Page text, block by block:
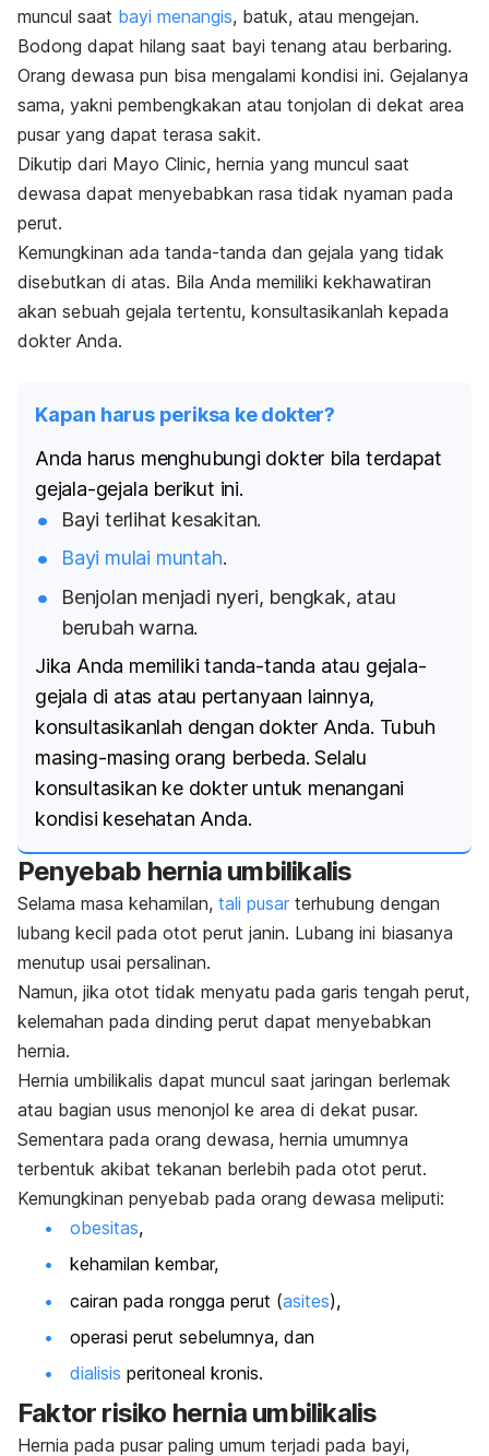
muncul saat bayi menangis, batuk, atau mengejan.
Bodong dapat hilang saat bayi tenang atau berbaring.
Orang dewasa pun bisa mengalami kondisi ini. Gejalanya
sama, yakni pembengkakan atau tonjolan di dekat area
pusar yang dapat terasa sakit.
Dikutip dari Mayo Clinic, hernia yang muncul saat
dewasa dapat menyebabkan rasa tidak nyaman pada
perut.
Kemungkinan ada tanda-tanda dan gejala yang tidak
disebutkan di atas. Bila Anda memiliki kekhawatiran
akan sebuah gejala tertentu, konsultasikanlah kepada
dokter Anda.
Kapan harus periksa ke dokter?
Anda harus menghubungi dokter bila terdapat
gejala-gejala berikut ini.
Bayi terlihat kesakitan.
Bayi mulai muntah.
Benjolan menjadi nyeri, bengkak, atau
berubah warna.
Jika Anda memiliki tanda-tanda atau gejala-
gejala di atas atau pertanyaan lainnya,
konsultasikanlah dengan dokter Anda. Tubuh
masing-masing orang berbeda. Selalu
konsultasikan ke dokter untuk menangani
kondisi kesehatan Anda.
Penyebab hernia umbilikalis
Selama masa kehamilan, tali pusar terhubung dengan
lubang kecil pada otot perut janin. Lubang ini biasanya
menutup usai persalinan.
Namun, jika otot tidak menyatu pada garis tengah perut,
kelemahan pada dinding perut dapat menyebabkan
hernia.
Hernia umbilikalis dapat muncul saat jaringan berlemak
atau bagian usus menonjol ke area di dekat pusar.
Sementara pada orang dewasa, hernia umumnya
terbentuk akibat tekanan berlebih pada otot perut.
Kemungkinan penyebab pada orang dewasa meliputi:
obesitas,
kehamilan kembar,
cairan pada rongga perut (asites),
operasi perut sebelumnya, dan
dialisis peritoneal kronis.
Faktor risiko hernia umbilikalis
Hernia pada pusar paling umum terjadi pada bayi,